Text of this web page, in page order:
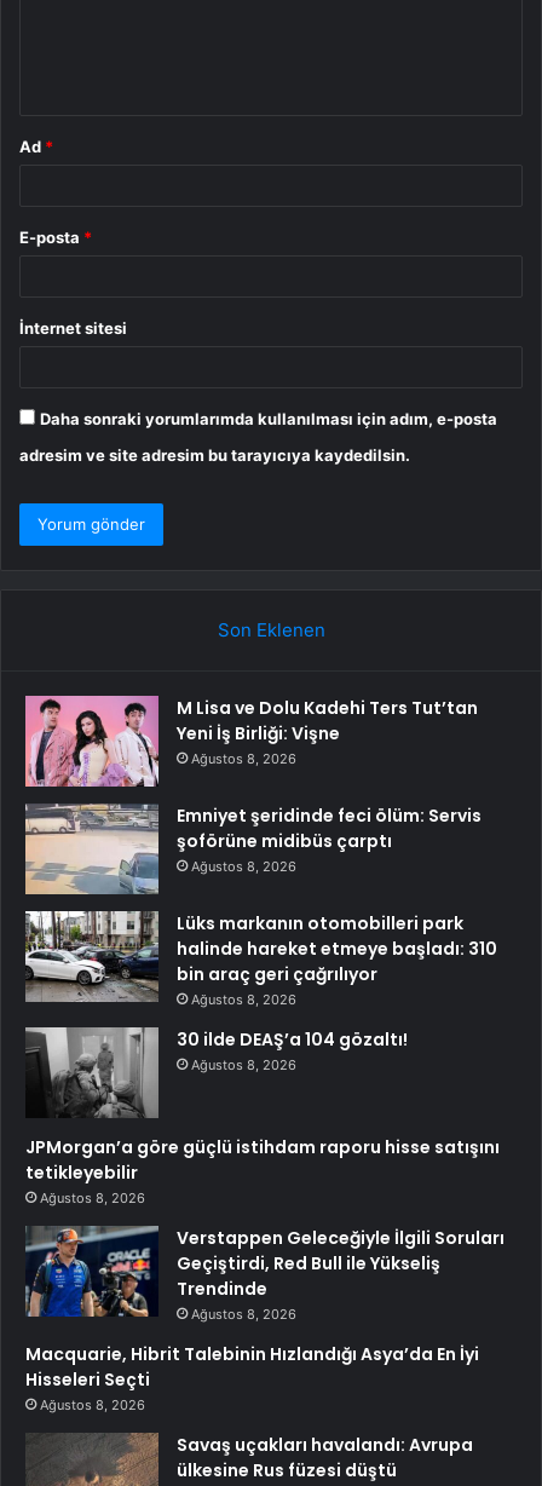
Ad *
E-posta *
İnternet sitesi
Daha sonraki yorumlarımda kullanılması için adım, e-posta
adresim ve site adresim bu tarayıcıya kaydedilsin.
Son Eklenen
M Lisa ve Dolu Kadehi Ters Tut’tan
Yeni İş Birliği: Vişne
Ağustos 8, 2026
Emniyet şeridinde feci ölüm: Servis
şoförüne midibüs çarptı
Ağustos 8, 2026
Lüks markanın otomobilleri park
halinde hareket etmeye başladı: 310
bin araç geri çağrılıyor
Ağustos 8, 2026
30 ilde DEAŞ’a 104 gözaltı!
Ağustos 8, 2026
JPMorgan’a göre güçlü istihdam raporu hisse satışını
tetikleyebilir
Ağustos 8, 2026
Verstappen Geleceğiyle İlgili Soruları
Geçiştirdi, Red Bull ile Yükseliş
Trendinde
Ağustos 8, 2026
Macquarie, Hibrit Talebinin Hızlandığı Asya’da En İyi
Hisseleri Seçti
Ağustos 8, 2026
Savaş uçakları havalandı: Avrupa
ülkesine Rus füzesi düştü